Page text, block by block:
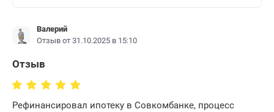
Валерий
Отзыв от 31.10.2025 в 15:10
Отзыв
Рефинансировал ипотеку в Совкомбанке, процесс